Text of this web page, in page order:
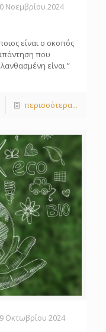
Νοεμβρίου 2024
είναι ο σκοπός
που
είναι ”
περισσότερα...
Οκτωβρίου 2024